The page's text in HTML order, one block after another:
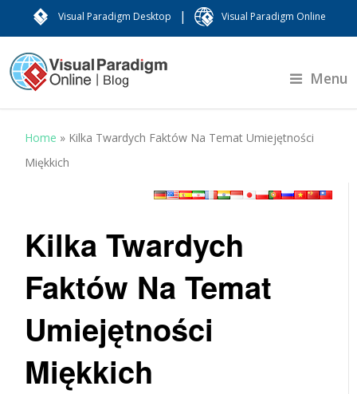
Visual Paradigm Desktop | Visual Paradigm Online
Menu
Home » Kilka Twardych Faktów Na Temat Umiejętności
Miękkich
Kilka Twardych
Faktów Na Temat
Umiejętności
Miękkich